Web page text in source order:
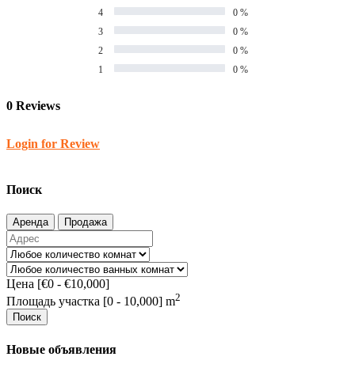
4
0 %
3
0 %
2
0 %
1
0 %
0 Reviews
Login for Review
Поиск
Аренда Продажа
Цена [€0 - €10,000]
Площадь участка [0 - 10,000] m2
Поиск
Новые объявления